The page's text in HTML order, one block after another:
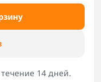
14 дней.